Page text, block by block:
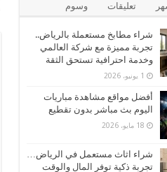
تعليقات وسوم
شراء مطابخ مستعملة بالرياض..
تجربة مميزة مع شركة العالمي
وخدمة احترافية تستحق الثقة
1 يونيو، 2026
أفضل مواقع مشاهدة مباريات
اليوم بث مباشر بدون تقطيع
18 مايو، 2026
شراء اثاث مستعمل في الرياض…
تجربة ذكية توفر المال والوقت